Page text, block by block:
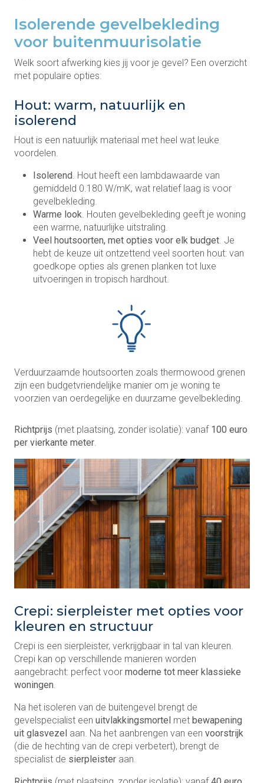
Isolerende gevelbekleding
voor buitenmuurisolatie
Welk soort afwerking kies jij voor je gevel? Een overzicht
met populaire opties:
Hout: warm, natuurlijk en
isolerend
Hout is een natuurlijk materiaal met heel wat leuke
voordelen.
Isolerend . Hout heeft een lambdawaarde van
gemiddeld 0.180 W/mK, wat relatief laag is voor
gevelbekleding.
Warme look . Houten gevelbekleding geeft je woning
een warme, natuurlijke uitstraling.
Veel houtsoorten, met opties voor elk budget . Je
hebt de keuze uit ontzettend veel soorten hout: van
goedkope opties als grenen planken tot luxe
uitvoeringen in tropisch hardhout.
Verduurzaamde houtsoorten zoals thermowood grenen
zijn een budgetvriendelijke manier om je woning te
voorzien van oerdegelijke en duurzame gevelbekleding.
Richtprijs (met plaatsing, zonder isolatie): vanaf 100 euro
per vierkante meter
Crepi: sierpleister met opties voor
kleuren en structuur
Crepi is een sierpleister, verkrijgbaar in tal van kleuren.
Crepi kan op verschillende manieren worden
aangebracht: perfect voor moderne tot meer klassieke
woningen
Na het isoleren van de buitengevel brengt de
gevelspecialist een uitvlakkingsmortel met bewapening
uit glasvezel aan. Na het aanbrengen van een voorstrijk
(die de hechting van de crepi verbetert), brengt de
specialist de sierpleister aan.